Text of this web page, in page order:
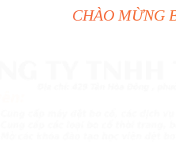
CHÀO MỪNG BẠN ĐẾN